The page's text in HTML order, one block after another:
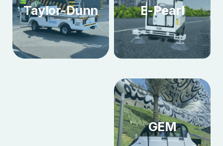
E-Pearl
Taylor-Dunn
GEM